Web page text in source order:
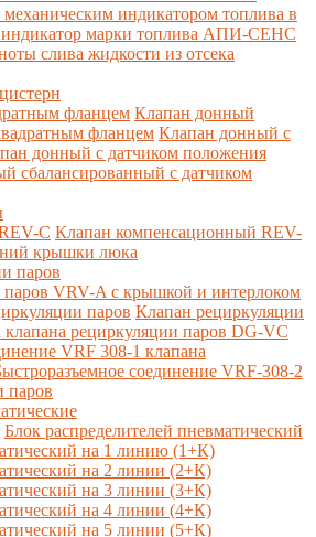
индикатором топлива в
марки топлива АПИ-СЕНС
слива жидкости из отсека
фланцем Клапан донный
фланцем Клапан донный с
донный с датчиком положения
сбалансированный с датчиком
C Клапан компенсационный REV-
крышки люка
паров
VRV-A с крышкой и интерлоком
паров Клапан рециркуляции
рециркуляции паров DG-VC
VRF 308-1 клапана
соединение VRF-308-2
паров
Блок распределителей пневматический
на 1 линию (1+К)
на 2 линии (2+К)
на 3 линии (3+К)
на 4 линии (4+К)
на 5 линии (5+К)